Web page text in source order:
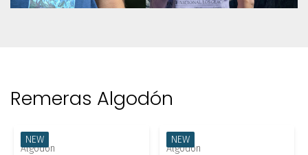
Remeras Algodón
NEW
Algodón
NEW
Algodón